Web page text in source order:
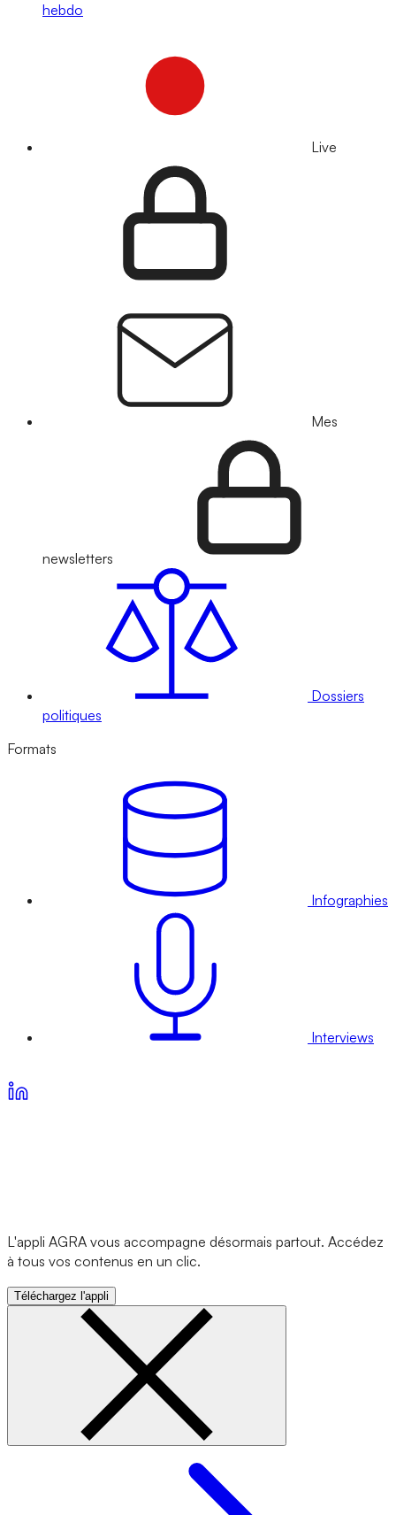
hebdo
Live
Mes
newsletters
Dossiers
politiques
Formats
Infographies
Interviews
L'appli AGRA vous accompagne désormais partout. Accédez
à tous vos contenus en un clic.
Téléchargez l'appli